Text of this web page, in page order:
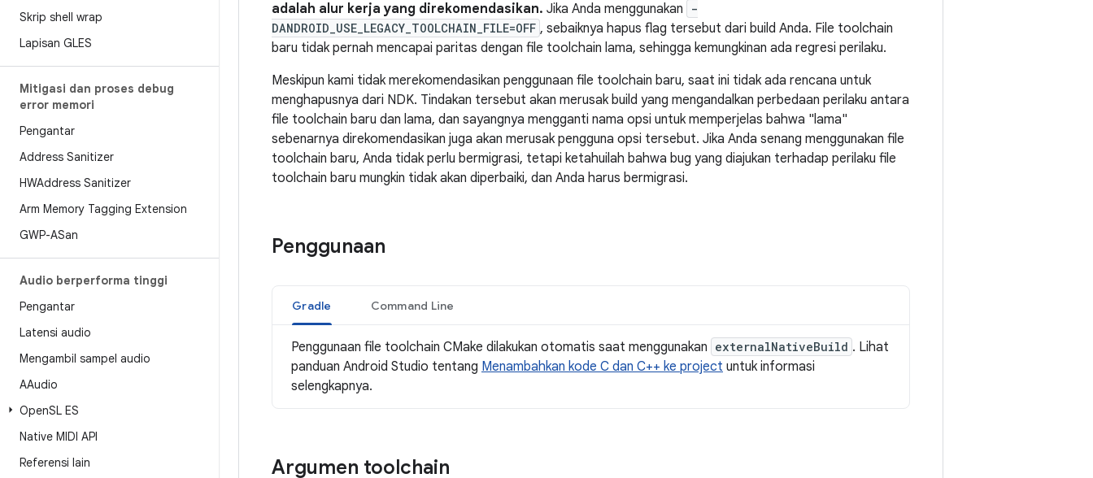
Skrip shell wrap
Lapisan GLES
Mitigasi dan proses debug
error memori
Pengantar
Address Sanitizer
HWAddress Sanitizer
Arm Memory Tagging Extension
GWP-ASan
Audio berperforma tinggi
Pengantar
Latensi audio
Mengambil sampel audio
AAudio
OpenSL ES
Native MIDI API
Referensi lain
adalah alur kerja yang direkomendasikan. Jika Anda menggunakan
-
DANDROID_USE_LEGACY_TOOLCHAIN_FILE=OFF , sebaiknya hapus flag tersebut dari build Anda. File toolchain
baru tidak pernah mencapai paritas dengan file toolchain lama, sehingga kemungkinan ada regresi perilaku.
Meskipun kami tidak merekomendasikan penggunaan file toolchain baru, saat ini tidak ada rencana untuk
menghapusnya dari NDK. Tindakan tersebut akan merusak build yang mengandalkan perbedaan perilaku antara
file toolchain baru dan lama, dan sayangnya mengganti nama opsi untuk memperjelas bahwa "lama"
sebenarnya direkomendasikan juga akan merusak pengguna opsi tersebut. Jika Anda senang menggunakan file
toolchain baru, Anda tidak perlu bermigrasi, tetapi ketahuilah bahwa bug yang diajukan terhadap perilaku file
toolchain baru mungkin tidak akan diperbaiki, dan Anda harus bermigrasi.
Penggunaan
Gradle Command Line
Penggunaan file toolchain CMake dilakukan otomatis saat menggunakan externalNativeBuild . Lihat
panduan Android Studio tentang Menambahkan kode C dan C++ ke project untuk informasi
selengkapnya.
Argumen toolchain